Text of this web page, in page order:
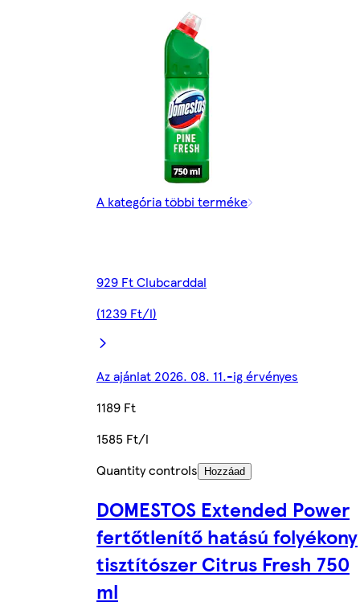
A kategória többi terméke
929 Ft Clubcarddal
(1239 Ft/l)
Az ajánlat 2026. 08. 11.-ig érvényes
1189 Ft
1585 Ft/l
Quantity controls
Hozzáad
DOMESTOS Extended Power
fertőtlenítő hatású folyékony
tisztítószer Citrus Fresh 750
ml